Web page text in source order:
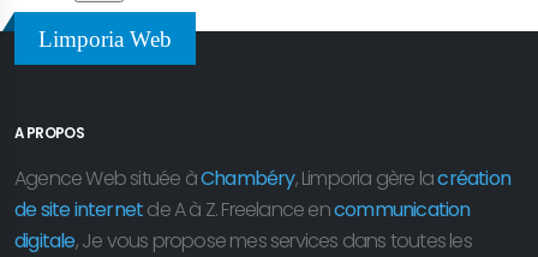
Limporia Web
A PROPOS
Agence Web située àChambéry, Limporia gère lacréation
de site internetde A à Z. Freelance encommunication
digitale, Je vous propose mes services dans toutes les